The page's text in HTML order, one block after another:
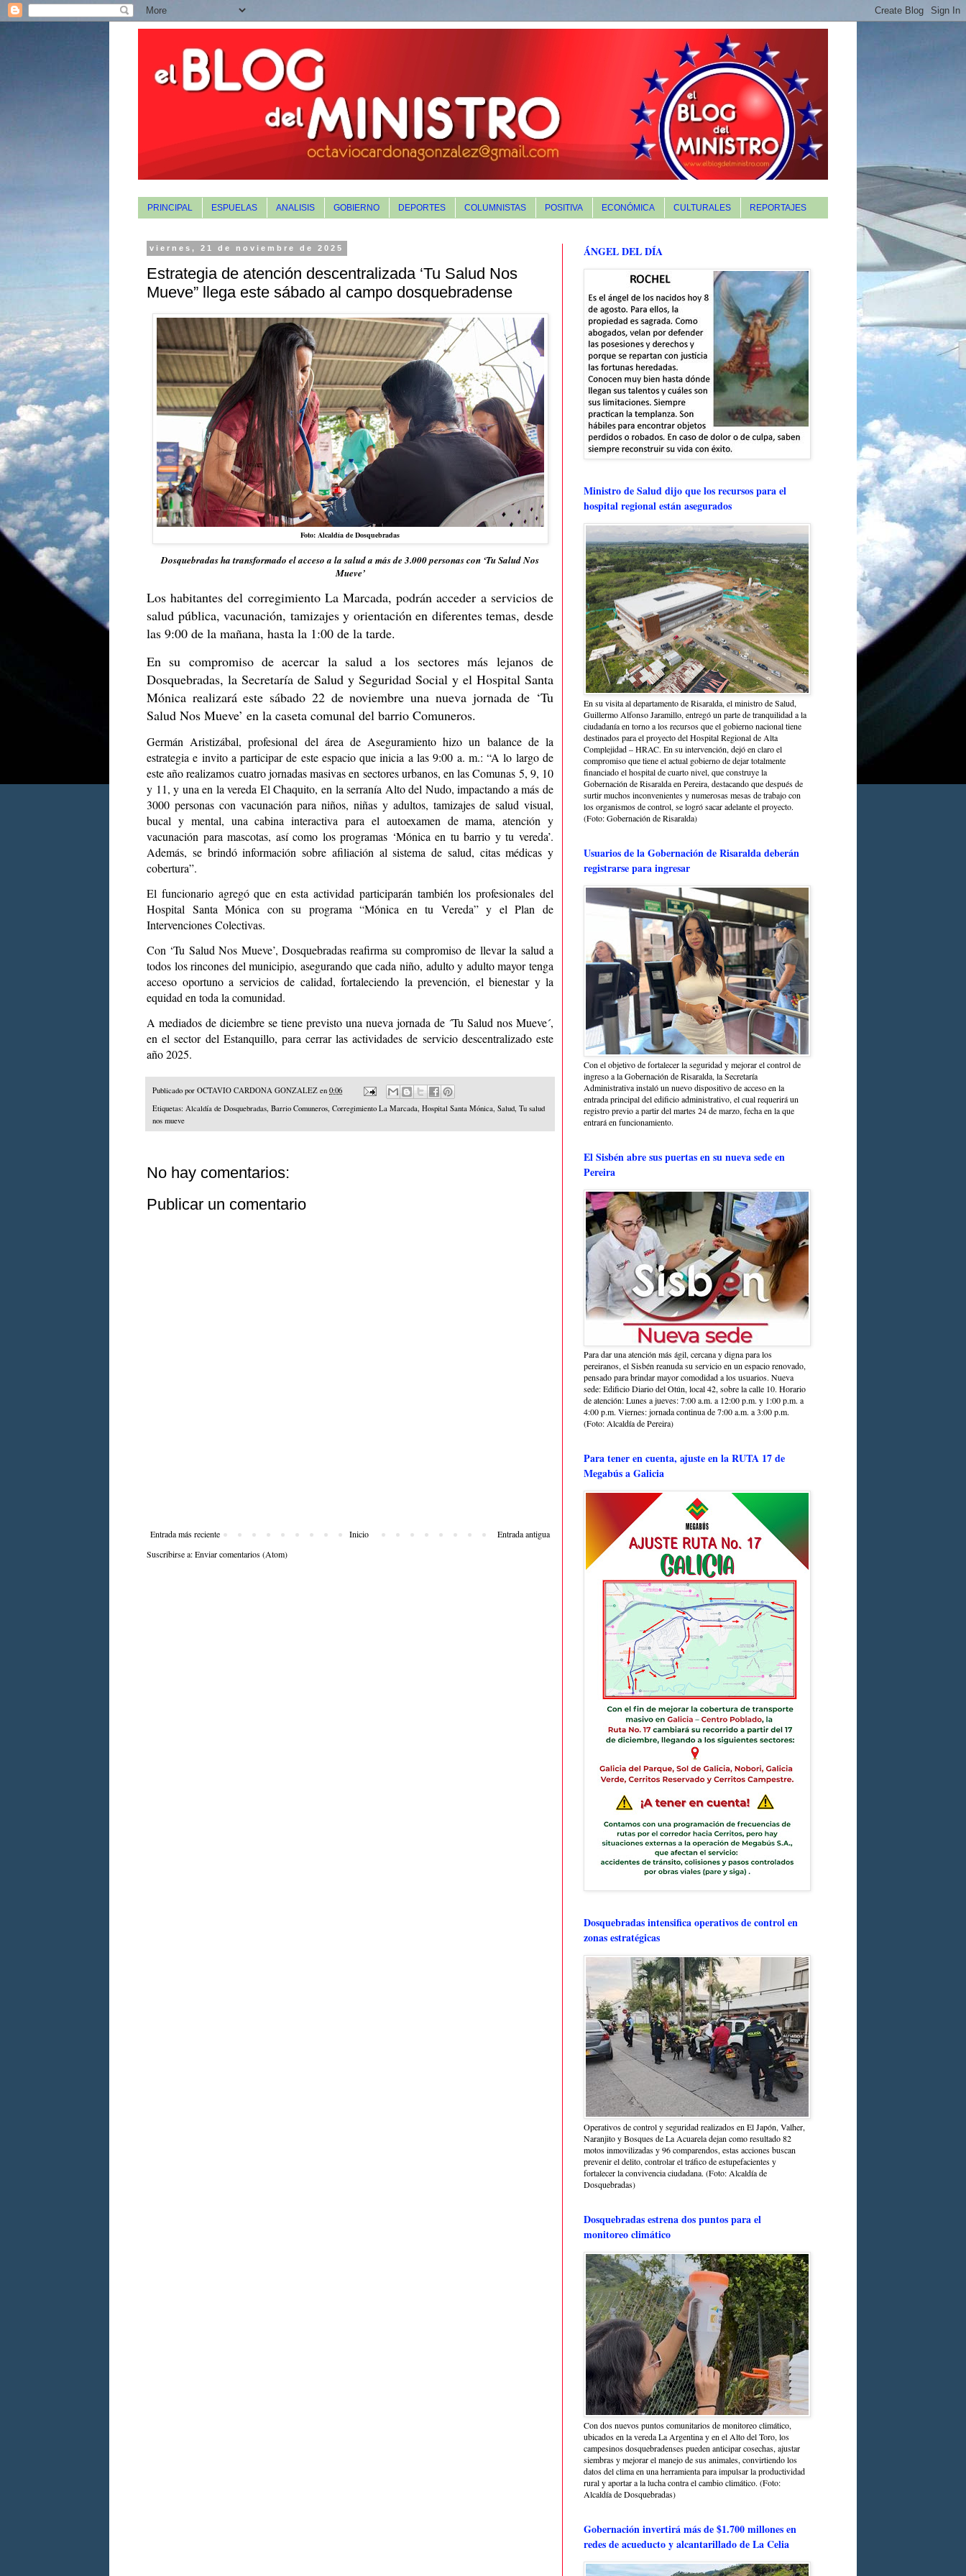
PRINCIPAL ESPUELAS ANALISIS GOBIERNO DEPORTES COLUMNISTAS POSITIVA ECONÓMICA CULTURALES REPORTAJES
viernes, 21 de noviembre de 2025
Estrategia de atención descentralizada ‘Tu Salud Nos
Mueve” llega este sábado al campo dosquebradense
Foto: Alcaldía de Dosquebradas
Dosquebradas ha transformado el acceso a la salud a más de 3.000 personas con ‘Tu Salud Nos
Mueve’
Los habitantes del corregimiento La Marcada, podrán acceder a servicios de
salud pública, vacunación, tamizajes y orientación en diferentes temas, desde
las 9:00 de la mañana, hasta la 1:00 de la tarde.
En su compromiso de acercar la salud a los sectores más lejanos de
Dosquebradas, la Secretaría de Salud y Seguridad Social y el Hospital Santa
Mónica realizará este sábado 22 de noviembre una nueva jornada de ‘Tu
Salud Nos Mueve’ en la caseta comunal del barrio Comuneros.
Germán Aristizábal, profesional del área de Aseguramiento hizo un balance de la
estrategia e invito a participar de este espacio que inicia a las 9:00 a. m.: “A lo largo de
este año realizamos cuatro jornadas masivas en sectores urbanos, en las Comunas 5, 9, 10
y 11, y una en la vereda El Chaquito, en la serranía Alto del Nudo, impactando a más de
3000 personas con vacunación para niños, niñas y adultos, tamizajes de salud visual,
bucal y mental, una cabina interactiva para el autoexamen de mama, atención y
vacunación para mascotas, así como los programas ‘Mónica en tu barrio y tu vereda’.
Además, se brindó información sobre afiliación al sistema de salud, citas médicas y
cobertura”.
El funcionario agregó que en esta actividad participarán también los profesionales del
Hospital Santa Mónica con su programa “Mónica en tu Vereda” y el Plan de
Intervenciones Colectivas.
Con ‘Tu Salud Nos Mueve’, Dosquebradas reafirma su compromiso de llevar la salud a
todos los rincones del municipio, asegurando que cada niño, adulto y adulto mayor tenga
acceso oportuno a servicios de calidad, fortaleciendo la prevención, el bienestar y la
equidad en toda la comunidad.
A mediados de diciembre se tiene previsto una nueva jornada de ´Tu Salud nos Mueve´,
en el sector del Estanquillo, para cerrar las actividades de servicio descentralizado este
año 2025.
Publicado por OCTAVIO CARDONA GONZALEZ en 0:06
Etiquetas: Alcaldía de Dosquebradas Barrio Comuneros Corregimiento La Marcada Hospital Santa Mónica Salud Tu salud
nos mueve
No hay comentarios:
Publicar un comentario
Entrada más reciente Entrada antigua
Inicio
Suscribirse a:Enviar comentarios (Atom)
ÁNGEL DEL DÍA
Ministro de Salud dijo que los recursos para el
hospital regional están asegurados
En su visita al departamento de Risaralda, el ministro de Salud,
Guillermo Alfonso Jaramillo, entregó un parte de tranquilidad a la
ciudadanía en torno a los recursos que el gobierno nacional tiene
destinados para el proyecto del Hospital Regional de Alta
Complejidad – HRAC. En su intervención, dejó en claro el
compromiso que tiene el actual gobierno de dejar totalmente
financiado el hospital de cuarto nivel, que construye la
Gobernación de Risaralda en Pereira, destacando que después de
surtir muchos inconvenientes y numerosas mesas de trabajo con
los organismos de control, se logró sacar adelante el proyecto.
(Foto: Gobernación de Risaralda)
Usuarios de la Gobernación de Risaralda deberán
registrarse para ingresar
Con el objetivo de fortalecer la seguridad y mejorar el control de
ingreso a la Gobernación de Risaralda, la Secretaría
Administrativa instaló un nuevo dispositivo de acceso en la
entrada principal del edificio administrativo, el cual requerirá un
registro previo a partir del martes 24 de marzo, fecha en la que
entrará en funcionamiento.
El Sisbén abre sus puertas en su nueva sede en
Pereira
Para dar una atención más ágil, cercana y digna para los
pereiranos, el Sisbén reanuda su servicio en un espacio renovado,
pensado para brindar mayor comodidad a los usuarios. Nueva
sede: Edificio Diario del Otún, local 42, sobre la calle 10. Horario
de atención: Lunes a jueves: 7:00 a.m. a 12:00 p.m. y 1:00 p.m. a
4:00 p.m. Viernes: jornada continua de 7:00 a.m. a 3:00 p.m.
(Foto: Alcaldía de Pereira)
Para tener en cuenta, ajuste en la RUTA 17 de
Megabús a Galicia
Dosquebradas intensifica operativos de control en
zonas estratégicas
Operativos de control y seguridad realizados en El Japón, Valher,
Naranjito y Bosques de La Acuarela dejan como resultado 82
motos inmovilizadas y 96 comparendos, estas acciones buscan
prevenir el delito, controlar el tráfico de estupefacientes y
fortalecer la convivencia ciudadana. (Foto: Alcaldía de
Dosquebradas)
Dosquebradas estrena dos puntos para el
monitoreo climático
Con dos nuevos puntos comunitarios de monitoreo climático,
ubicados en la vereda La Argentina y en el Alto del Toro, los
campesinos dosquebradenses pueden anticipar cosechas, ajustar
siembras y mejorar el manejo de sus animales, convirtiendo los
datos del clima en una herramienta para impulsar la productividad
rural y aportar a la lucha contra el cambio climático. (Foto:
Alcaldía de Dosquebradas)
Gobernación invertirá más de $1.700 millones en
redes de acueducto y alcantarillado de La Celia